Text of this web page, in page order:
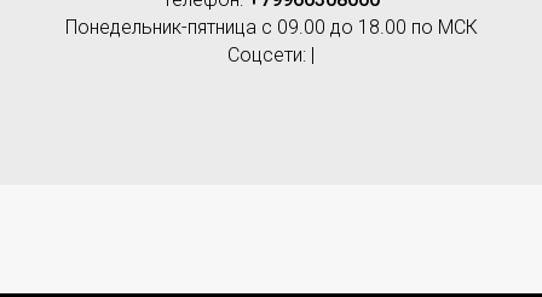
Понедельник-пятница с 09.00 до 18.00 по МСК
Соцсети: |